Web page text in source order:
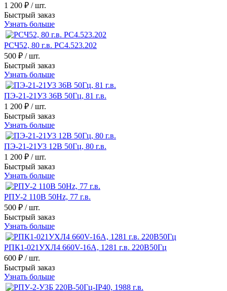
1 200 ₽ / шт.
Быстрый заказ
Узнать больше
РСЧ52, 80 г.в. РС4.523.202
500 ₽ / шт.
Быстрый заказ
Узнать больше
ПЭ-21-21У3 36В 50Гц, 81 г.в.
1 200 ₽ / шт.
Быстрый заказ
Узнать больше
ПЭ-21-21У3 12В 50Гц, 80 г.в.
1 200 ₽ / шт.
Быстрый заказ
Узнать больше
РПУ-2 110В 50Hz, 77 г.в.
500 ₽ / шт.
Быстрый заказ
Узнать больше
РПК1-021УХЛ4 660V-16A, 1281 г.в. 220В50Гц
600 ₽ / шт.
Быстрый заказ
Узнать больше